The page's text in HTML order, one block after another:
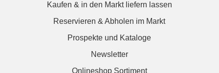
Kaufen & in den Markt liefern lassen
Reservieren & Abholen im Markt
Prospekte und Kataloge
Newsletter
Onlineshop Sortiment